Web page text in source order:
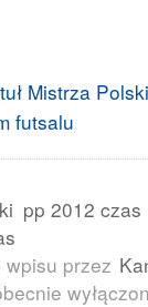
Mistrza
futsalu
pp 2012 czas
przez